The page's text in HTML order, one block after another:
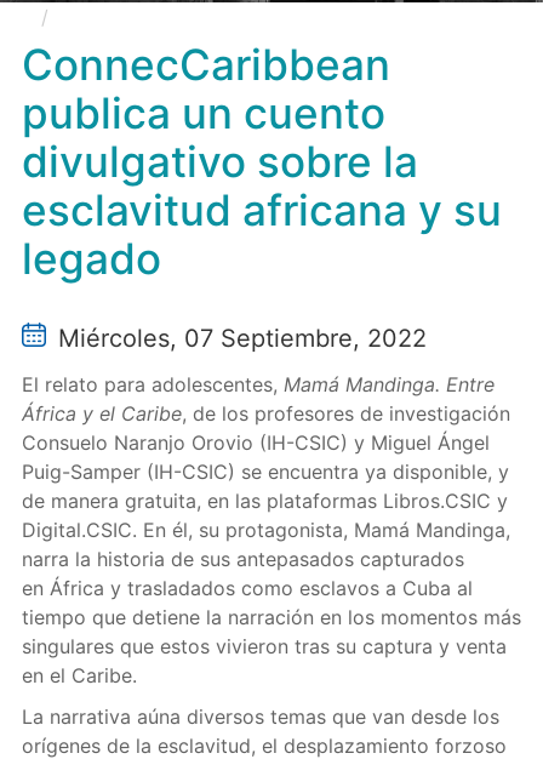
sobre la esclavitud africana y su legado
ConnecCaribbean
publica un cuento
divulgativo sobre la
esclavitud africana y su
legado
Miércoles, 07 Septiembre, 2022
El relato para adolescentes, Mamá Mandinga. Entre
África y el Caribe, de los profesores de investigación
Consuelo Naranjo Orovio (IH-CSIC) y Miguel Ángel
Puig-Samper (IH-CSIC) se encuentra ya disponible, y
de manera gratuita, en las plataformas Libros.CSIC y
Digital.CSIC. En él, su protagonista, Mamá Mandinga,
narra la historia de sus antepasados capturados
en África y trasladados como esclavos a Cuba al
tiempo que detiene la narración en los momentos más
singulares que estos vivieron tras su captura y venta
en el Caribe.
La narrativa aúna diversos temas que van desde los
orígenes de la esclavitud, el desplazamiento forzoso